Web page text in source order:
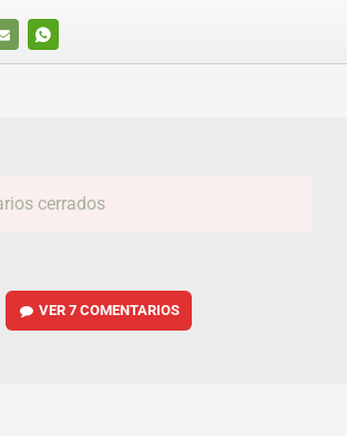
WHATSAPP
cerrados
VER7 COMENTARIOS